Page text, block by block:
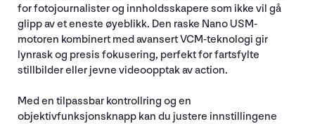
for fotojournalister og innholdsskapere som ikke vil gå
glipp av et eneste øyeblikk. Den raske Nano USM-
motoren kombinert med avansert VCM-teknologi gir
lynrask og presis fokusering, perfekt for fartsfylte
stillbilder eller jevne videoopptak av action.
Med en tilpassbar kontrollring og en
objektivfunksjonsknapp kan du justere innstillingene